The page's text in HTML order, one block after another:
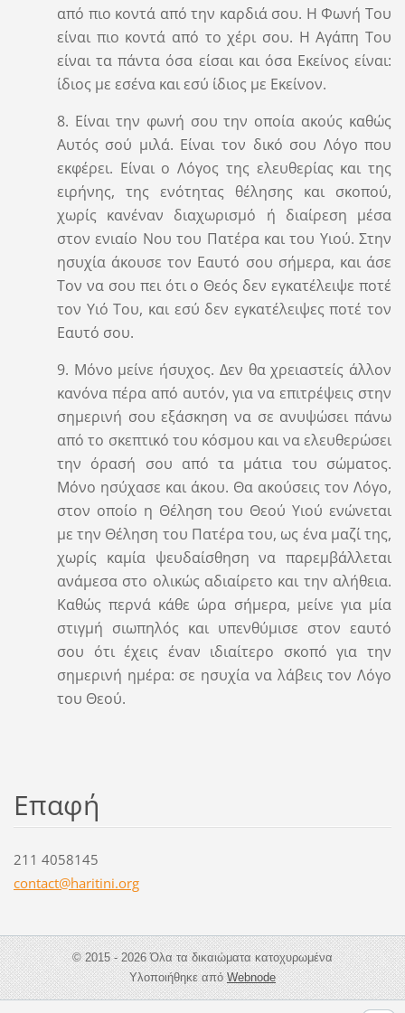
από πιο κοντά από την καρδιά σου. Η Φωνή Του
είναι πιο κοντά από το χέρι σου. Η Αγάπη Του
είναι τα πάντα όσα είσαι και όσα Εκείνος είναι:
ίδιος με εσένα και εσύ ίδιος με Εκείνον.
8. Είναι την φωνή σου την οποία ακούς καθώς
Αυτός σού μιλά. Είναι τον δικό σου Λόγο που
εκφέρει. Είναι ο Λόγος της ελευθερίας και της
ειρήνης, της ενότητας θέλησης και σκοπού,
χωρίς κανέναν διαχωρισμό ή διαίρεση μέσα
στον ενιαίο Νου του Πατέρα και του Υιού. Στην
ησυχία άκουσε τον Εαυτό σου σήμερα, και άσε
Τον να σου πει ότι ο Θεός δεν εγκατέλειψε ποτέ
τον Υιό Του, και εσύ δεν εγκατέλειψες ποτέ τον
Εαυτό σου.
9. Μόνο μείνε ήσυχος. Δεν θα χρειαστείς άλλον
κανόνα πέρα από αυτόν, για να επιτρέψεις στην
σημερινή σου εξάσκηση να σε ανυψώσει πάνω
από το σκεπτικό του κόσμου και να ελευθερώσει
την όρασή σου από τα μάτια του σώματος.
Μόνο ησύχασε και άκου. Θα ακούσεις τον Λόγο,
στον οποίο η Θέληση του Θεού Υιού ενώνεται
με την Θέληση του Πατέρα του, ως ένα μαζί της,
χωρίς καμία ψευδαίσθηση να παρεμβάλλεται
ανάμεσα στο ολικώς αδιαίρετο και την αλήθεια.
Καθώς περνά κάθε ώρα σήμερα, μείνε για μία
στιγμή σιωπηλός και υπενθύμισε στον εαυτό
σου ότι έχεις έναν ιδιαίτερο σκοπό για την
σημερινή ημέρα: σε ησυχία να λάβεις τον Λόγο
του Θεού.
Επαφή
211 4058145
contact@haritini.org
© 2015 - 2026 Όλα τα δικαιώματα κατοχυρωμένα
Υλοποιήθηκε απόWebnode